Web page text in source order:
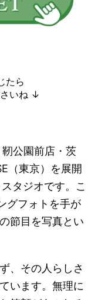
たら
いね ↓
公園前店・茨
（東京）を展開
タジオです。こ
グフォトを手が
節目を写真とい
、その人らしさ
います。無理に